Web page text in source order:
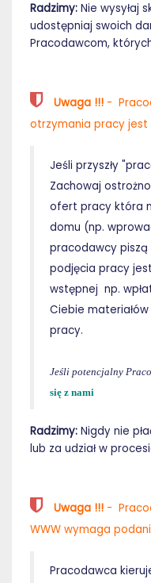
Radzimy: Nie wysyłaj
udostępniaj swoich
Pracodawcom,
Uwaga !!! -
otrzymania pracy jest
Jeśli przyszły
Zachowaj
ofert pracy która
domu (np.
pracodawcy piszą
podjęcia pracy
wstępnej np.
Ciebie
pracy.
Jeśli potencjalny
się z nami
Radzimy: Nigdy nie
lub za udział w
Uwaga !!! -
WWW wymaga
Pracodawca